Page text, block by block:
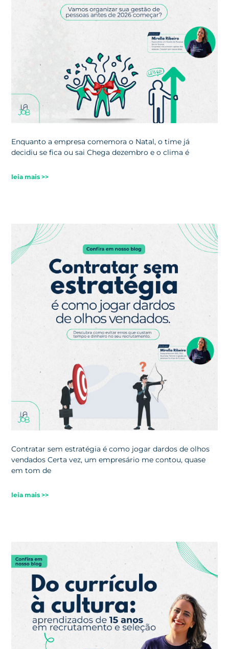
Enquanto a empresa comemora o Natal, o time já
decidiu se fica ou sai Chega dezembro e o clima é
leia mais >>
Contratar sem estratégia é como jogar dardos de olhos
vendados Certa vez, um empresário me contou, quase
em tom de
leia mais >>